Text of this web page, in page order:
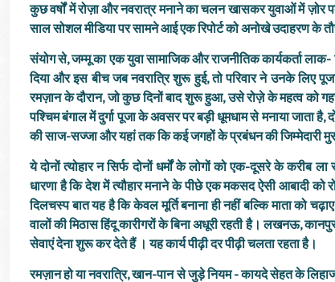
कुछ वर्षों में रोज़ा और नवरात्र मनाने का चलन खासकर युवाओं में ज़ोर
साल सोशल मीडिया पर सामने आई एक रिपोर्ट को अनोखे उदाहरण के
संयोग से, जम्मू का एक युवा सामाजिक और राजनीतिक कार्यकर्ता
दिया और इस बीच जब नवरात्रि शुरू हुई, तो परिवार ने उनके लिए
रमज़ान के दौरान, जो कुछ दिनों बाद शुरू हुआ, उसे रोज़े के महत्व को
पश्चिम बंगाल में दुर्गा पूजा के अवसर पर बड़ी धूमधाम से मनाया जाता है,
की साज-सज्जा और यहां तक कि कई जगहों के प्रबंधन की जिम्मेदारी
ये दोनों त्योहार न सिर्फ दोनों धर्मों के लोगों को एक-दूसरे के करीब
धारणा है कि देश में त्यौहार मनाने के पीछे एक मकसद ऐसी आबादी
दिलचस्प बात यह है कि केवल मूर्ति बनाना ही नहीं बल्कि माता को
वालों की मिठास हिंदू कारीगरों के बिना अधूरी रहती है। लखनऊ,
सेवाएं देना शुरू कर देते हैं । यह कार्य पीढ़ी दर पीढ़ी चलता रहता है।
रमज़ान हो या नवरात्रि, खान-पान से जुड़े नियम - कायदे सेहत के